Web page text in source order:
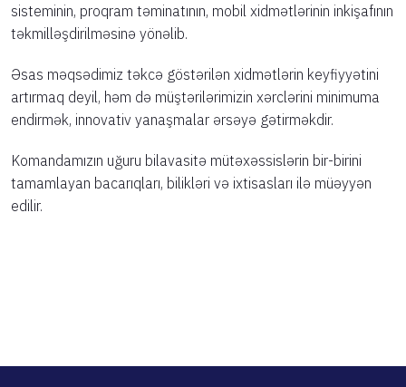
sisteminin, proqram təminatının, mobil xidmətlərinin inkişafının
təkmilləşdirilməsinə yönəlib.
Əsas məqsədimiz təkcə göstərilən xidmətlərin keyfiyyətini
artırmaq deyil, həm də müştərilərimizin xərclərini minimuma
endirmək, innovativ yanaşmalar ərsəyə gətirməkdir.
Komandamızın uğuru bilavasitə mütəxəssislərin bir-birini
tamamlayan bacarıqları, bilikləri və ixtisasları ilə müəyyən
edilir.